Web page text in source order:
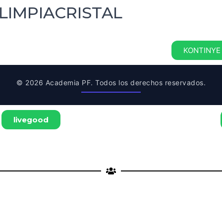
LIMPIACRISTAL
KONTINYE
© 2026 Academia PF. Todos los derechos reservados.
livegood